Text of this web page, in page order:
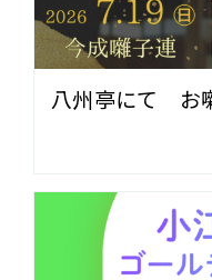
八州亭にて お